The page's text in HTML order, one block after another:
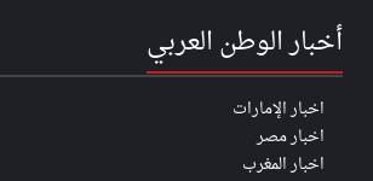
أخبار الوطن العربي
اخبار الإمارات
اخبار مصر
اخبار المغرب